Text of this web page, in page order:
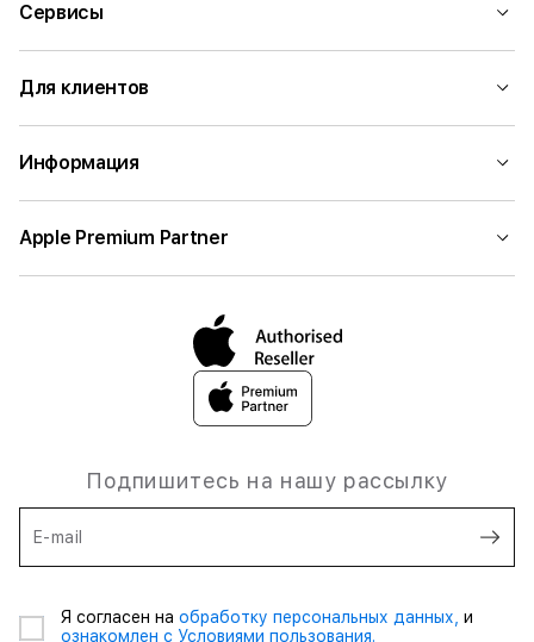
Сервисы
Для клиентов
Информация
Apple Premium Partner
Подпишитесь на нашу рассылку
E-mail
Я согласен на обработку персональных данных, и
ознакомлен с Условиями пользования.